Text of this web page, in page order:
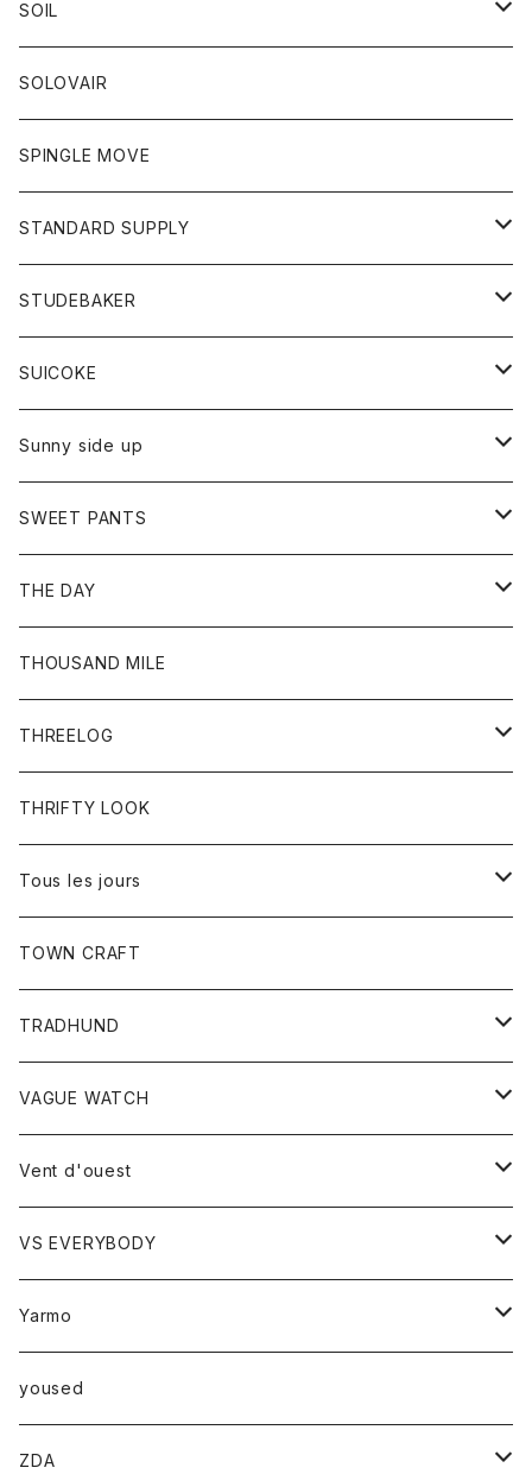
ワンピース
トップス
Tシャツ
トレーナー
ボトム
ショートパンツ
スカート
レディース
スカート
Tシャツ
アクセサリー
バック
カーディガン
コート
グッズ
ネクタイ
グローブ
アクセサリー
トップス
カットソー
カーディガン
ボトム
ショートパンツ
パンツ
レディース
カットソー
カーディガン
ワンピース
コート
ボトム
ジーンズ
チノパン
トップス
ポロシャツ
ベスト
靴
SOIL
靴
ワンピース
トップス
カットソー
ボトム
パンツ
オーバーオール
SOLOVAIR
SPINGLE MOVE
STANDARD SUPPLY
財布
バッグ
STUDEBAKER
アクセサリー
ブレスレット
リング
SUICOKE
ブーツ
サンダル
Sunny side up
アウター
Ｇジャン
ボトム
ジーンズ
SWEET PANTS
ボトム
ショートパンツ
THE DAY
トップス
Tシャツ
THOUSAND MILE
THREELOG
トップス
Tシャツ
THRIFTY LOOK
Tous les jours
トップス
レディース
カットソー
TOWN CRAFT
TRADHUND
セーター
ベスト
VAGUE WATCH
時計
Vent d'ouest
ボトム
スカート
トップス
ベスト
VS EVERYBODY
トップス
Ｔシャツ
Yarmo
アウター
コート
小物
yoused
ZDA